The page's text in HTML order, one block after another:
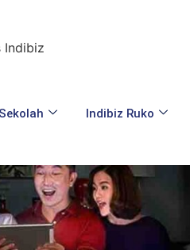
Indibiz
Indibiz Ruko